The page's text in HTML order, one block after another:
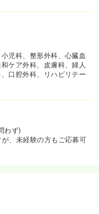
児科、整形外科、心臓血
ケア外科、皮膚科、婦人
口腔外科、リハビリテー
わず)
、未経験の方もご応募可